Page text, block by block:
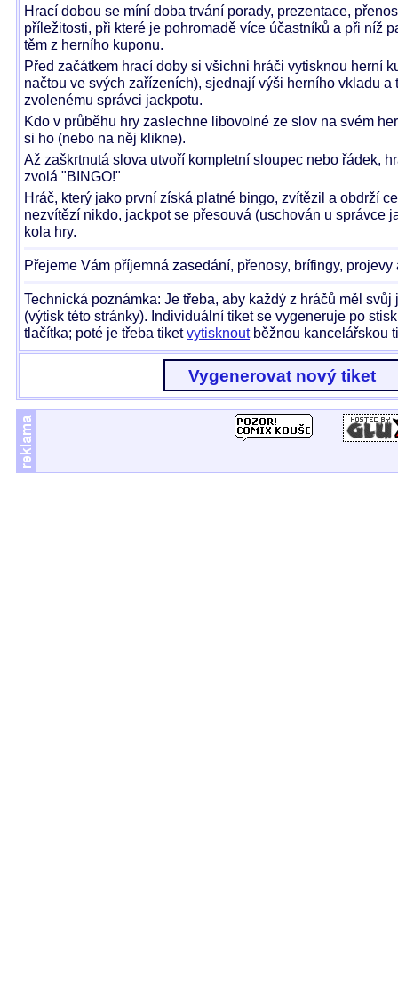
Hrací dobou se míní doba trvání porady, prezentace,
příležitosti, při které je pohromadě více účastníků a při níž
těm z herního kuponu.
Před začátkem hrací doby si všichni hráči vytisknou herní
načtou ve svých zařízeních), sjednají výši herního vkladu a
zvolenému správci jackpotu.
Kdo v průběhu hry zaslechne libovolné ze slov na svém
si ho (nebo na něj klikne).
Až zaškrtnutá slova utvoří kompletní sloupec nebo řádek,
zvolá "BINGO!"
Hráč, který jako první získá platné bingo, zvítězil a obdrží
nezvítězí nikdo, jackpot se přesouvá (uschován u správce
kola hry.
Přejeme Vám příjemná zasedání, přenosy, brífingy, projevy
Technická poznámka: Je třeba, aby každý z hráčů měl
(výtisk této stránky). Individuální tiket se vygeneruje po
tlačítka; poté je třeba tiketvytisknoutběžnou kancelářskou
Vygenerovat nový tiket